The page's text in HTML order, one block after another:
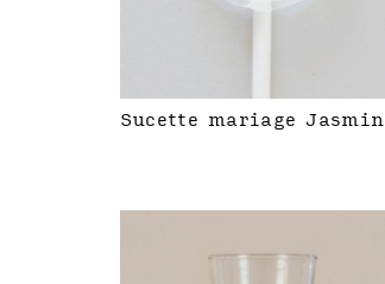
Sucette mariage Jasmin